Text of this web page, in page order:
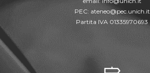
PEC: ateneo@pec.unich.it
Partita IVA 01335970693